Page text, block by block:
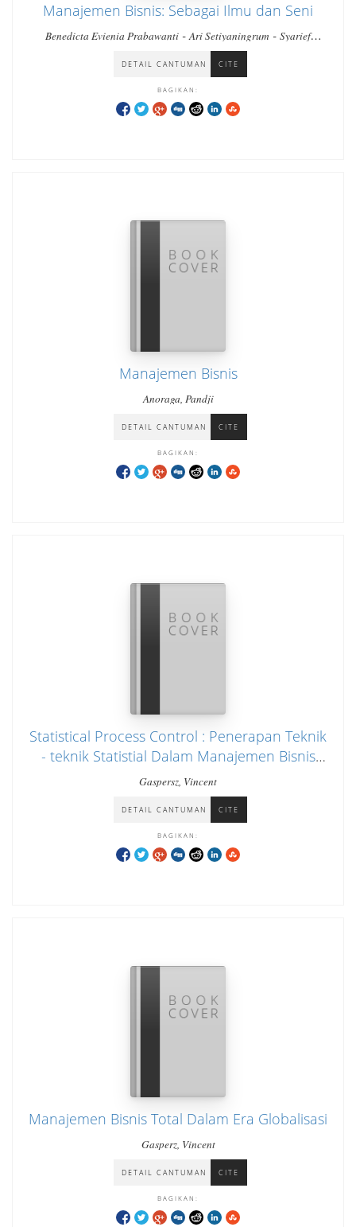
Manajemen Bisnis: Sebagai Ilmu dan Seni
Benedicta Evienia Prabawanti - Ari Setiyaningrum - Syarief
Francisca Hermawan
DETAIL CANTUMAN CITE
BAGIKAN:
Manajemen Bisnis
Anoraga, Pandji
DETAIL CANTUMAN CITE
BAGIKAN:
Statistical Process Control : Penerapan Teknik
- teknik Statistial Dalam Manajemen Bisnis
Total
Gaspersz, Vincent
DETAIL CANTUMAN CITE
BAGIKAN:
Manajemen Bisnis Total Dalam Era Globalisasi
Gasperz, Vincent
DETAIL CANTUMAN CITE
BAGIKAN: